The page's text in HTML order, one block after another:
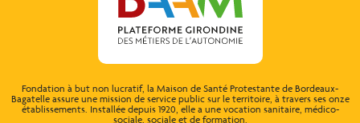
Fondation à but non lucratif, la Maison de Santé Protestante de Bordeaux-
Bagatelle assure une mission de service public sur le territoire, à travers ses onze
établissements. Installée depuis 1920, elle a une vocation sanitaire, médico-
sociale, sociale et de formation.